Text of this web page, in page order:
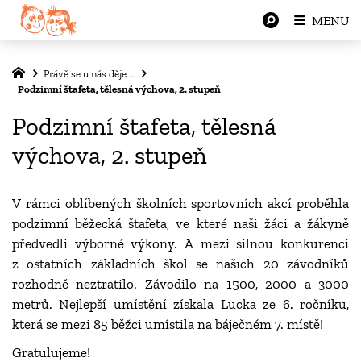
Právě se u nás děje ...
Podzimní štafeta, tělesná výchova, 2. stupeň
Podzimní štafeta, tělesná
výchova, 2. stupeň
V rámci oblíbených školníchsportovních akcíproběhla
podzimní běžecká štafeta, ve které naši žáci a žákyně
předvedli výborné výkony. A mezi silnou konkurencí
z ostatních základních škol se našich 20 závodníků
rozhodně neztratilo. Závodilo na 1500, 2000 a 3000
metrů. Nejlepší umístění získala Lucka ze 6. ročníku,
která se mezi 85 běžci umístila na báječném 7. místě!
Gratulujeme!
MENU